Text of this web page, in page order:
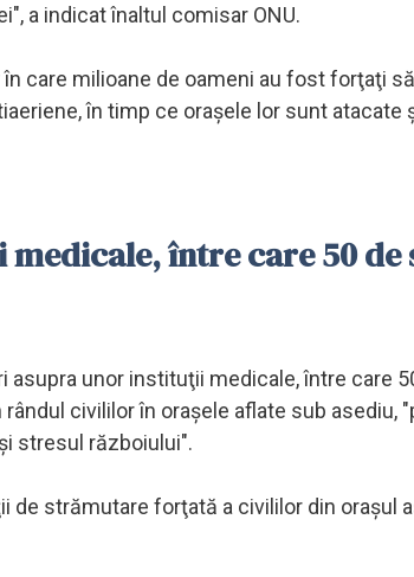
a indicat înaltul comisar ONU.
care milioane de oameni au fost forţaţi
în timp ce oraşele lor sunt atacate
între care 50 de
unor instituţii medicale, între care
civililor în oraşele aflate sub asediu,
stresul războiului".
strămutare forţată a civililor din oraşul